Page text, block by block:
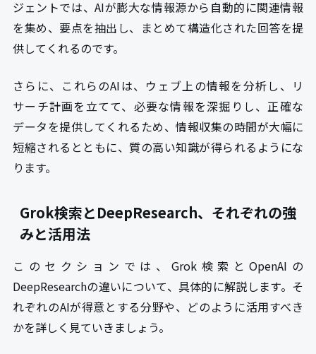
ジェントでは、AIが膨大な情報源から自動的に関連情報
を集め、要点を抽出し、まとめて構造化された回答を提
供してくれるのです。
さらに、これらのAIは、ウェブ上の情報を分析し、リ
サーチ計画を立てて、必要な情報を深掘りし、正確な
データを提供してくれるため、情報収集の時間が大幅に
短縮されるとともに、質の高い知識が得られるようにな
ります。
Grok検索とDeepResearch、それぞれの強
みと活用法
このセクションでは、Grok検索とOpenAIの
DeepResearchの違いについて、具体的に解説します。そ
れぞれのAIが得意とする分野や、どのように活用すべき
かを詳しく見ていきましょう。